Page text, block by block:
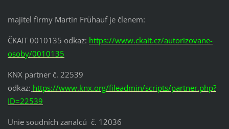
majitel firmy Martin Frühauf je členem:
ČKAIT 0010135 odkaz: https://www.ckait.cz/autorizovane-
osoby/0010135
KNX partner č. 22539
odkaz: https://www.knx.org/fileadmin/scripts/partner.php?
ID=22539
Unie soudních zanalců č. 12036